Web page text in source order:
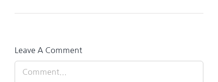
Leave A Comment